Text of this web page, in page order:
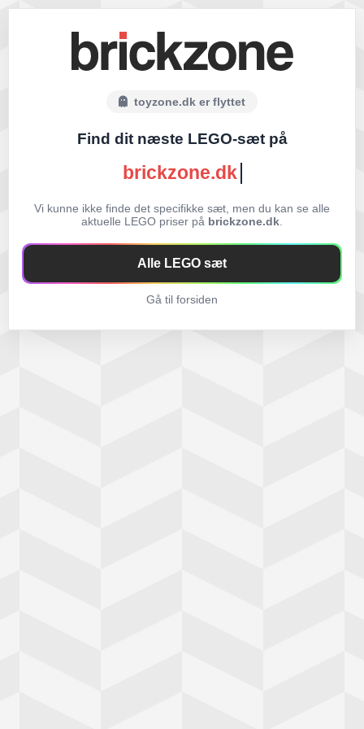
toyzone.dk er flyttet
Find dit næste LEGO-sæt på
brickzone.dk
Vi kunne ikke finde det specifikke sæt, men du kan se alle
aktuelle LEGO priser på brickzone.dk
Alle LEGO sæt
Gå til forsiden